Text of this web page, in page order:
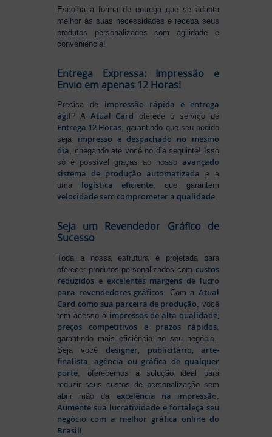
Escolha a forma de entrega que se adapta
melhor às suas necessidades e receba seus
produtos personalizados com agilidade e
conveniência!
Entrega Expressa: Impressão e
Envio em apenas 12 Horas!
Precisa de impressão rápida e entrega
ágil? A Atual Card oferece o serviço de
Entrega 12 Horas, garantindo que seu pedido
seja impresso e despachado no mesmo
dia, chegando até você no dia seguinte! Isso
só é possível graças ao nosso avançado
sistema de produção automatizada e a
uma logística eficiente, que garantem
velocidade sem comprometer a qualidade.
Seja um Revendedor Gráfico de
Sucesso
Toda a nossa estrutura é projetada para
oferecer produtos personalizados com custos
reduzidos e excelentes margens de lucro
para revendedores gráficos. Com a Atual
Card como sua parceira de produção, você
tem acesso a impressos de alta qualidade,
preços competitivos e prazos rápidos,
garantindo mais eficiência no seu negócio.
Seja vocêdesigner, publicitário, arte-
finalista, agência ou gráfica de qualquer
porte, oferecemos a solução ideal para
reduzir seus custos de personalização sem
abrir mão da excelência na impressão.
Aumente sua lucratividade e fortaleça seu
negócio com a melhor gráfica online do
Brasil!